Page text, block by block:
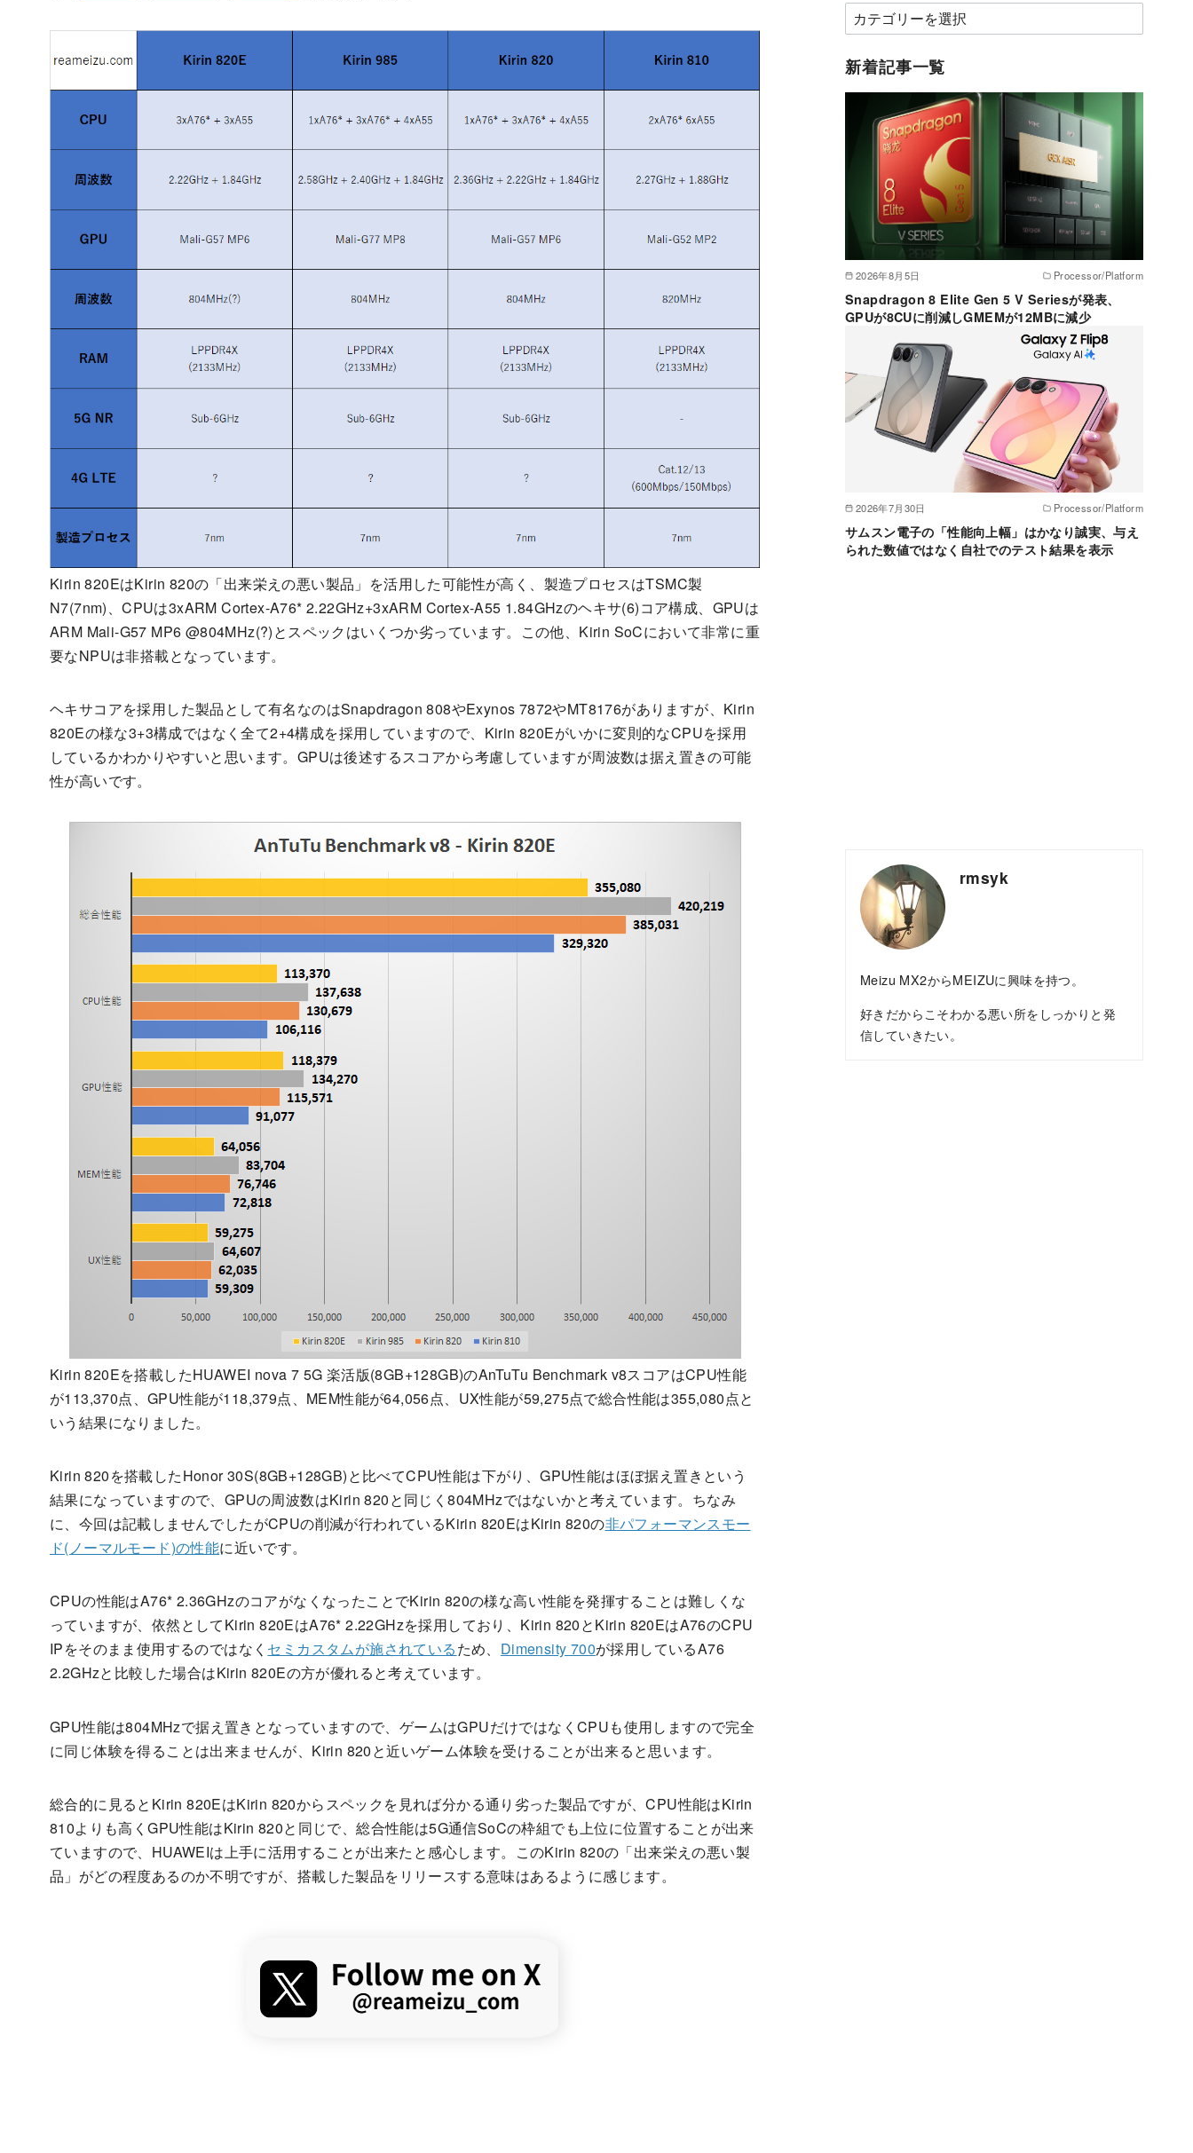
Kirin 820EはKirin 820の「出来栄えの悪い製品」を活用した可能性が高く、製造プロセスはTSMC製
N7(7nm)、CPUは3xARM Cortex-A76* 2.22GHz+3xARM Cortex-A55 1.84GHzのヘキサ(6)コア構成、GPUは
ARM Mali-G57 MP6 @804MHz(?)とスペックはいくつか劣っています。この他、Kirin SoCにおいて非常に重
要なNPUは非搭載となっています。
ヘキサコアを採用した製品として有名なのはSnapdragon 808やExynos 7872やMT8176がありますが、Kirin
820Eの様な3+3構成ではなく全て2+4構成を採用していますので、Kirin 820Eがいかに変則的なCPUを採用
しているかわかりやすいと思います。GPUは後述するスコアから考慮していますが周波数は据え置きの可能
性が高いです。
Kirin 820Eを搭載したHUAWEI nova 7 5G 楽活版(8GB+128GB)のAnTuTu Benchmark v8スコアはCPU性能
が113,370点、GPU性能が118,379点、MEM性能が64,056点、UX性能が59,275点で総合性能は355,080点と
いう結果になりました。
Kirin 820を搭載したHonor 30S(8GB+128GB)と比べてCPU性能は下がり、GPU性能はほぼ据え置きという
結果になっていますので、GPUの周波数はKirin 820と同じく804MHzではないかと考えています。ちなみ
に、今回は記載しませんでしたがCPUの削減が行われているKirin 820EはKirin 820の非パフォーマンスモー
ド(ノーマルモード)の性能に近いです。
CPUの性能はA76* 2.36GHzのコアがなくなったことでKirin 820の様な高い性能を発揮することは難しくな
っていますが、依然としてKirin 820EはA76* 2.22GHzを採用しており、Kirin 820とKirin 820EはA76のCPU
IPをそのまま使用するのではなく セミカスタムが施されているため、 Dimensity 700が採用しているA76
2.2GHzと比較した場合はKirin 820Eの方が優れると考えています。
GPU性能は804MHzで据え置きとなっていますので、ゲームはGPUだけではなくCPUも使用しますので完全
に同じ体験を得ることは出来ませんが、Kirin 820と近いゲーム体験を受けることが出来ると思います。
総合的に見るとKirin 820EはKirin 820からスペックを見れば分かる通り劣った製品ですが、CPU性能はKirin
810よりも高くGPU性能はKirin 820と同じで、総合性能は5G通信SoCの枠組でも上位に位置することが出来
ていますので、HUAWEIは上手に活用することが出来たと感心します。このKirin 820の「出来栄えの悪い製
品」がどの程度あるのか不明ですが、搭載した製品をリリースする意味はあるように感じます。
カ
テ
ゴ
新着記事一覧
2026年8月5日 Processor/Platform
Snapdragon 8 Elite Gen 5 V Seriesが発表、
GPUが8CUに削減しGMEMが12MBに減少
2026年7月30日 Processor/Platform
サムスン電子の「性能向上幅」はかなり誠実、与え
られた数値ではなく自社でのテスト結果を表示
rmsyk
Meizu MX2からMEIZUに興味を持つ。
好きだからこそわかる悪い所をしっかりと発
信していきたい。